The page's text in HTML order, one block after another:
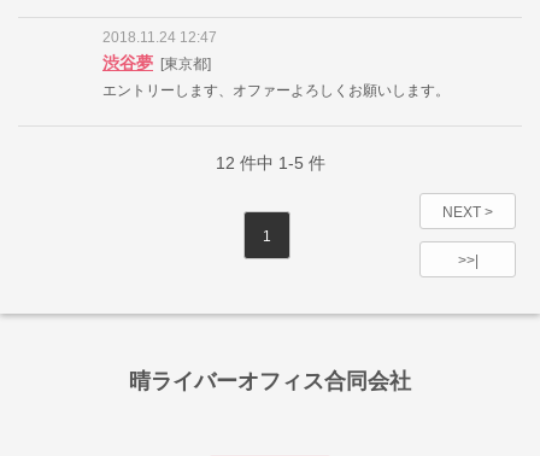
2018.11.24 12:47
渋谷夢 [東京都]
エントリーします、オファーよろしくお願いします。
12 件中 1-5 件
1
NEXT >
>>|
晴ライバーオフィス合同会社